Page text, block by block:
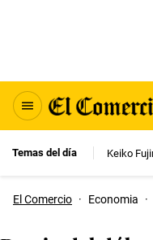
Temas del día Keiko
El Comercio · Economia ·